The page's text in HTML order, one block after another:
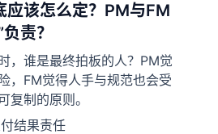
应该怎么定？PM与FM
责？
，谁是最终拍板的人？PM觉
，FM觉得人手与规范也会受
复制的原则。
结果责任